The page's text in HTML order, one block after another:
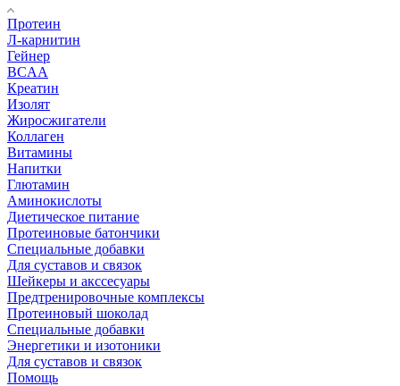
Протеин
Л-карнитин
Гейнер
BCAA
Креатин
Изолят
Жиросжигатели
Коллаген
Витамины
Напитки
Глютамин
Аминокислоты
Диетическое питание
Протеиновые батончики
Специальные добавки
Для суставов и связок
Шейкеры и акссесуары
Предтренировочные комплексы
Протеиновый шоколад
Специальные добавки
Энергетики и изотоники
Для суставов и связок
Помощь